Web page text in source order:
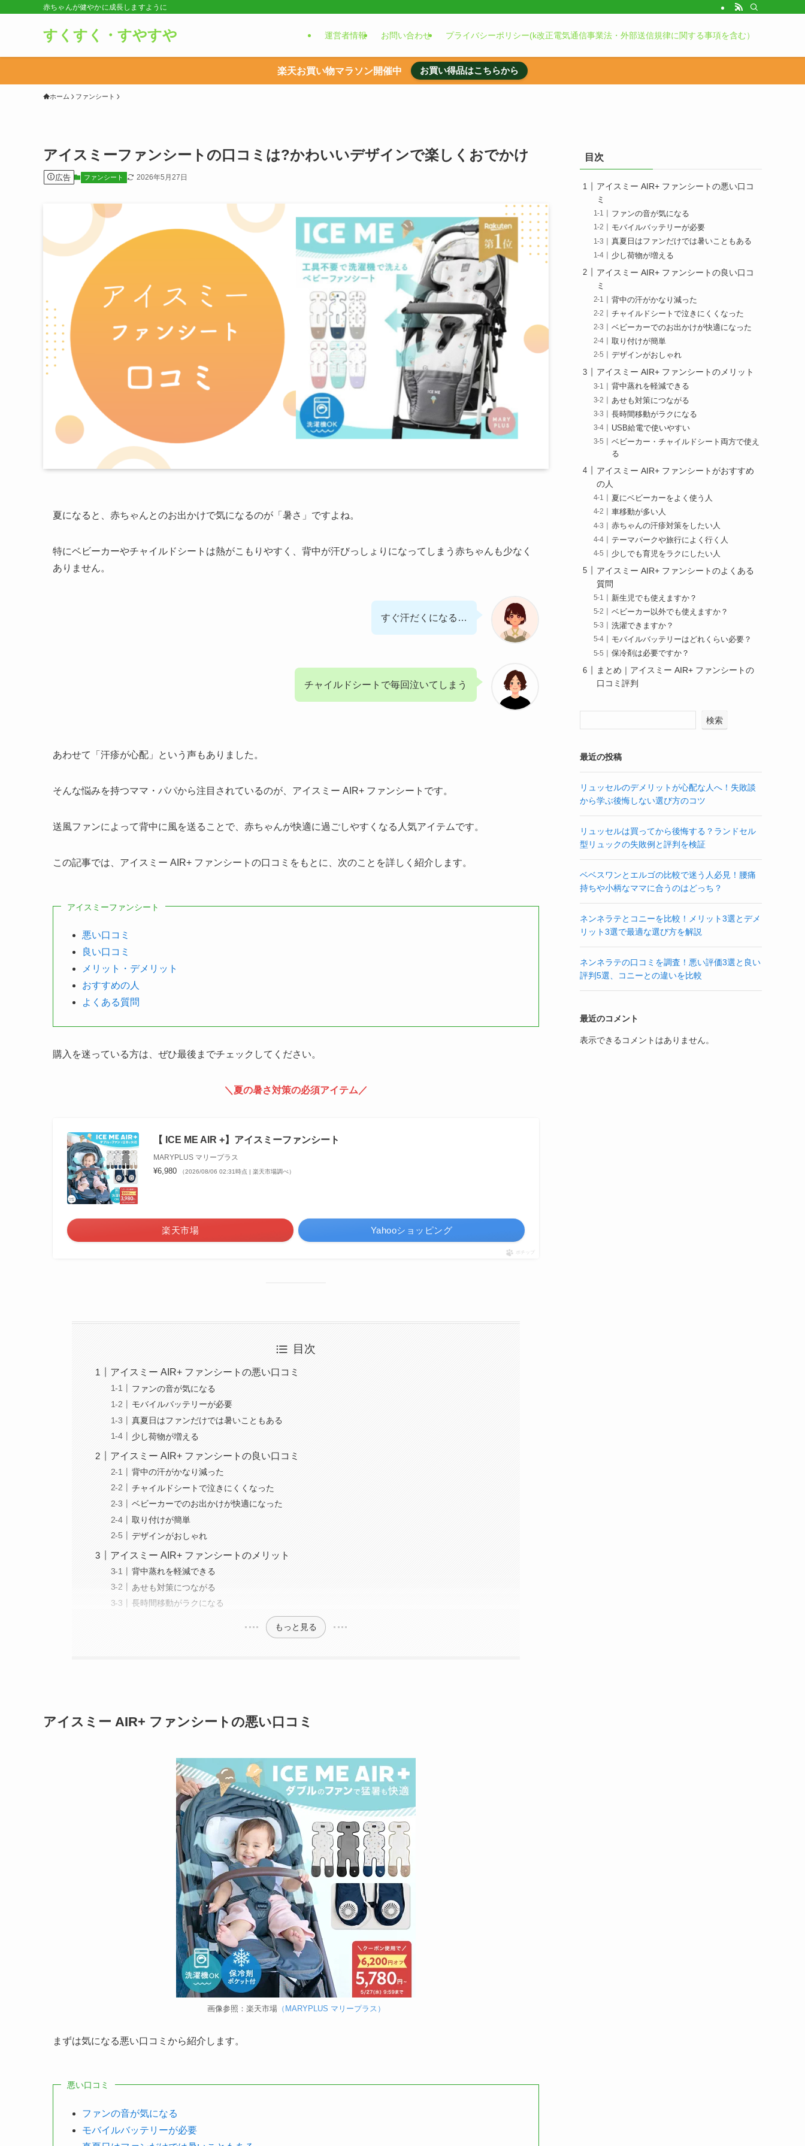
赤ちゃんが健やかに成長しますように
すくすく・すやすや 運営者情報 お問い合わせ プライバシーポリシー(k改正電気通信事業法・外部送信規律に関する事項を含む）
楽天お買い物マラソン開催中 お買い得品はこちらから
ホーム ファンシート
アイスミーファンシートの口コミは?かわいいデザインで楽しくおでかけ
広告 ファンシート 2026年5月27日
夏になると、赤ちゃんとのお出かけで気になるのが「暑さ」ですよね。
特にベビーカーやチャイルドシートは熱がこもりやすく、背中が汗びっしょりになってしまう赤ちゃんも少なく
ありません。
すぐ汗だくになる…
チャイルドシートで毎回泣いてしまう
あわせて「汗疹が心配」という声もありました。
そんな悩みを持つママ・パパから注目されているのが、アイスミー AIR+ ファンシートです。
送風ファンによって背中に風を送ることで、赤ちゃんが快適に過ごしやすくなる人気アイテムです。
この記事では、アイスミー AIR+ ファンシートの口コミをもとに、次のことを詳しく紹介します。
アイスミーファンシート
悪い口コミ
良い口コミ
メリット・デメリット
おすすめの人
よくある質問
購入を迷っている方は、ぜひ最後までチェックしてください。
＼夏の暑さ対策の必須アイテム／
【 ICE ME AIR +】アイスミーファンシート
MARYPLUS マリープラス
¥6,980 （2026/08/06 02:31時点 | 楽天市場調べ）
楽天市場 Yahooショッピング
ポチップ
目次
アイスミー AIR+ ファンシートの悪い口コミ
ファンの音が気になる
モバイルバッテリーが必要
真夏日はファンだけでは暑いこともある
少し荷物が増える
アイスミー AIR+ ファンシートの良い口コミ
背中の汗がかなり減った
チャイルドシートで泣きにくくなった
ベビーカーでのお出かけが快適になった
取り付けが簡単
デザインがおしゃれ
アイスミー AIR+ ファンシートのメリット
背中蒸れを軽減できる
あせも対策につながる
長時間移動がラクになる
もっと見る
アイスミー AIR+ ファンシートの悪い口コミ
画像参照：楽天市場（MARYPLUS マリープラス）
まずは気になる悪い口コミから紹介します。
悪い口コミ
ファンの音が気になる
モバイルバッテリーが必要
目次
アイスミー AIR+ ファンシートの悪い口コ
ミ
ファンの音が気になる
モバイルバッテリーが必要
真夏日はファンだけでは暑いこともある
少し荷物が増える
アイスミー AIR+ ファンシートの良い口コ
ミ
背中の汗がかなり減った
チャイルドシートで泣きにくくなった
ベビーカーでのお出かけが快適になった
取り付けが簡単
デザインがおしゃれ
アイスミー AIR+ ファンシートのメリット
背中蒸れを軽減できる
あせも対策につながる
長時間移動がラクになる
USB給電で使いやすい
ベビーカー・チャイルドシート両方で使え
る
アイスミー AIR+ ファンシートがおすすめ
の人
夏にベビーカーをよく使う人
車移動が多い人
赤ちゃんの汗疹対策をしたい人
テーマパークや旅行によく行く人
少しでも育児をラクにしたい人
アイスミー AIR+ ファンシートのよくある
質問
新生児でも使えますか？
ベビーカー以外でも使えますか？
洗濯できますか？
モバイルバッテリーはどれくらい必要？
保冷剤は必要ですか？
まとめ｜アイスミー AIR+ ファンシートの
口コミ評判
検索
最近の投稿
リュッセルのデメリットが心配な人へ！失敗談
から学ぶ後悔しない選び方のコツ
リュッセルは買ってから後悔する？ランドセル
型リュックの失敗例と評判を検証
ベベスワンとエルゴの比較で迷う人必見！腰痛
持ちや小柄なママに合うのはどっち？
ネンネラテとコニーを比較！メリット3選とデメ
リット3選で最適な選び方を解説
ネンネラテの口コミを調査！悪い評価3選と良い
評判5選、コニーとの違いを比較
最近のコメント
表示できるコメントはありません。